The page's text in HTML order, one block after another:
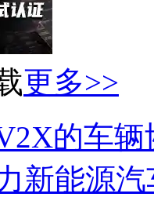
更多>>
的车
新能源